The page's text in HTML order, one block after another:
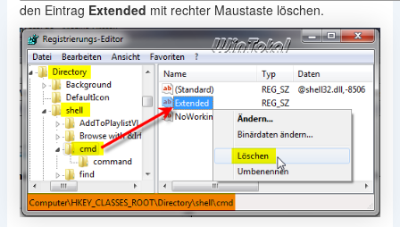
den Eintrag Extended mit rechter Maustaste löschen.